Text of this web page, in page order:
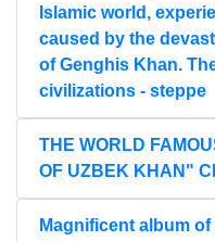
Islamic world,
caused by the
of Genghis Khan.
civilizations - steppe
THE WORLD
OF UZBEK KHAN"
Magnificent album